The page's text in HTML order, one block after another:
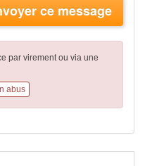
ce message
par virementou via une
abus